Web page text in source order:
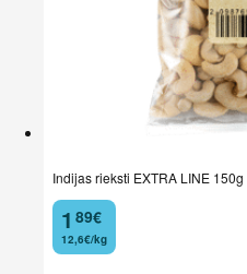
Indijas rieksti EXTRA LINE 150g
1
. 89€
12,6€/kg